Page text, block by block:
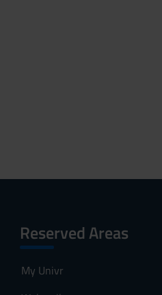
Reserved Areas
My Univr